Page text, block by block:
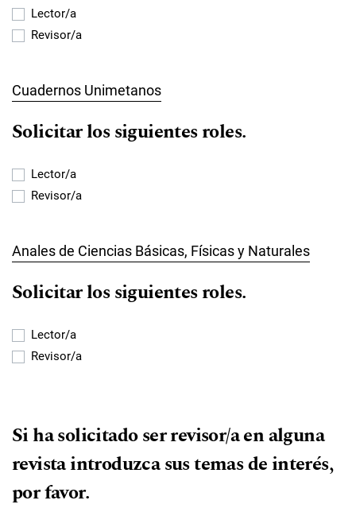
Lector/a
Revisor/a
Cuadernos Unimetanos
Solicitar los siguientes roles.
Lector/a
Revisor/a
Anales de Ciencias Básicas, Físicas y Naturales
Solicitar los siguientes roles.
Lector/a
Revisor/a
Si ha solicitado ser revisor/a en alguna
revista introduzca sus temas de interés,
por favor.